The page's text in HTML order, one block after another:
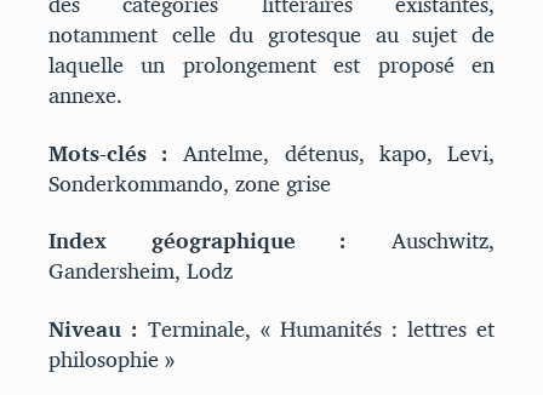
notamment celle du grotesque au sujet de
laquelle un prolongement est proposé en
annexe.
Mots-clés : Antelme, détenus, kapo, Levi,
Sonderkommando, zone grise
Index géographique : Auschwitz,
Gandersheim, Lodz
Niveau : Terminale, « Humanités : lettres et
philosophie »